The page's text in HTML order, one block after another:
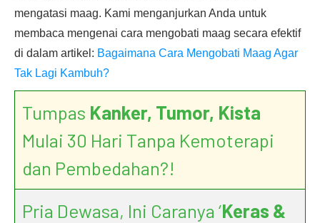
mengatasi maag. Kami menganjurkan Anda untuk
membaca mengenai cara mengobati maag secara efektif
di dalam artikel: Bagaimana Cara Mengobati Maag Agar
Tak Lagi Kambuh?
Tumpas Kanker, Tumor, Kista
Mulai 30 Hari Tanpa Kemoterapi
dan Pembedahan?!
Pria Dewasa, Ini Caranya ‘Keras &